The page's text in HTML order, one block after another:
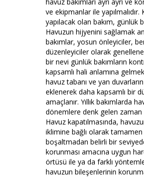
ve ekipmanlar ile yapılmalıdır.
yapılacak olan bakım, günlük
Havuzun hijyenini sağlamak
bakımlar, yosun önleyiciler,
düzenleyiciler olarak
bir nevi günlük bakımların
kapsamlı hali anlamına
havuz tabanı ve yan duvarların
eklenerek daha kapsamlı bir
amaçlanır. Yıllık bakımlarda
dönemlere denk gelen
Havuz kapatılmasında,
iklimine bağlı olarak
boşaltmadan belirli bir
korunması amacına uygun
örtüsü ile ya da farklı
havuzun bileşenlerinin